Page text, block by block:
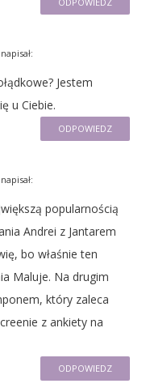
napisał:
Jestem
u Ciebie.
ODPOWIEDZ
napisał:
popularnością
Andrei z Jantarem
bo właśnie ten
Maluje. Na drugim
który zaleca
z ankiety na
ODPOWIEDZ